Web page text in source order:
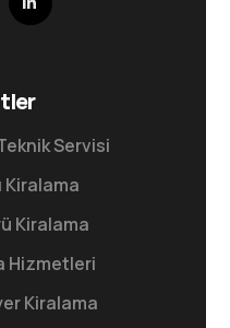
Servisi
Kiralama
Kiralama
Hizmetleri
Kiralama